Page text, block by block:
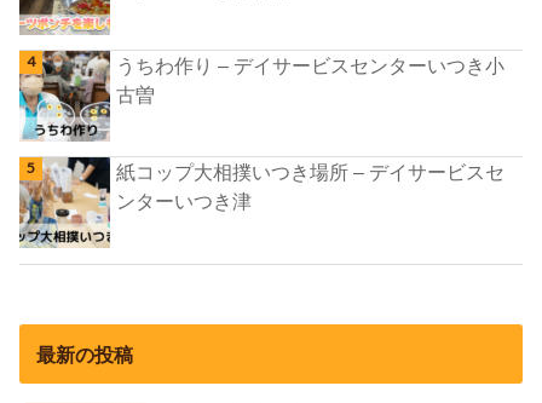
うちわ作り – デイサービスセンターいつき小
古曽
紙コップ大相撲いつき場所 – デイサービスセ
ンターいつき津
最新の投稿